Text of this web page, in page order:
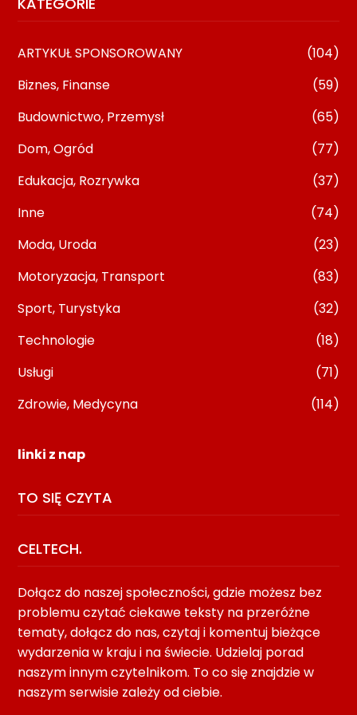
ARTYKUŁ SPONSOROWANY
(104)
Biznes, Finanse
(59)
Budownictwo, Przemysł
(65)
Dom, Ogród
(77)
Edukacja, Rozrywka
(37)
Inne
(74)
Moda, Uroda
(23)
Motoryzacja, Transport
(83)
Sport, Turystyka
(32)
Technologie
(18)
Usługi
(71)
Zdrowie, Medycyna
(114)
linki z nap
TO SIĘ CZYTA
CELTECH.
Dołącz do naszej społeczności, gdzie możesz bez
problemu czytać ciekawe teksty na przeróżne
tematy, dołącz do nas, czytaj i komentuj bieżące
wydarzenia w kraju i na świecie. Udzielaj porad
naszym innym czytelnikom. To co się znajdzie w
naszym serwisie zależy od ciebie.